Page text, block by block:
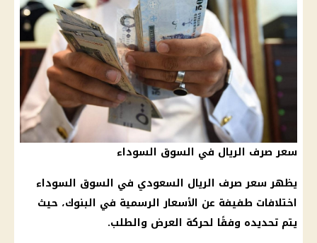
سعر صرف الريال في السوق السوداء
يظهرسعر صرف الريال السعودي في السوق السوداء
اختلافات طفيفة عن الأسعارالرسمية في البنوك، حيث
يتم تحديده وفقًا لحركة العرض والطلب.